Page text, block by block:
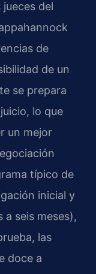
del
de
de un
se prepara
lo que
un mejor
típico de
inicial y
a seis meses),
las
doce a